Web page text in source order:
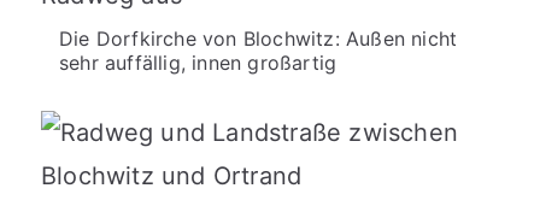
Die Dorfkirche von Blochwitz: Außen nicht
sehr auffällig, innen großartig